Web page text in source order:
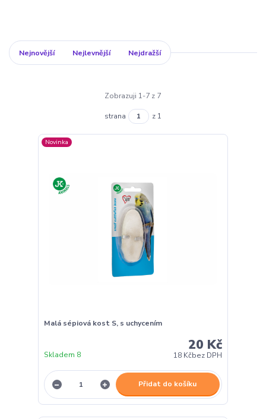
Nejnovější Nejlevnější Nejdražší
Zobrazuji 1-7 z 7
strana z 1
Novinka
Malá sépiová kost S, s uchycením
20 Kč
18 Kčbez DPH
Skladem 8
Přidat do košíku